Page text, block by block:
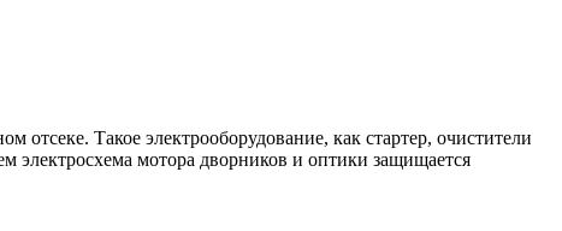
отсеке. Такое электрооборудование, как стартер, очистители
электросхема мотора дворников и оптики защищается